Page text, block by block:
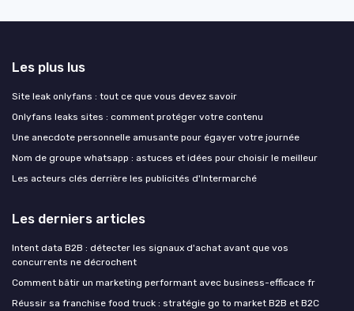
Les plus lus
Site leak onlyfans : tout ce que vous devez savoir
Onlyfans leaks sites : comment protéger votre contenu
Une anecdote personnelle amusante pour égayer votre journée
Nom de groupe whatsapp : astuces et idées pour choisir le meilleur
Les acteurs clés derrière les publicités d'Intermarché
Les derniers articles
Intent data B2B : détecter les signaux d'achat avant que vos
concurrents ne décrochent
Comment bâtir un marketing performant avec business-efficace fr
Réussir sa franchise food truck : stratégie go to market B2B et B2C